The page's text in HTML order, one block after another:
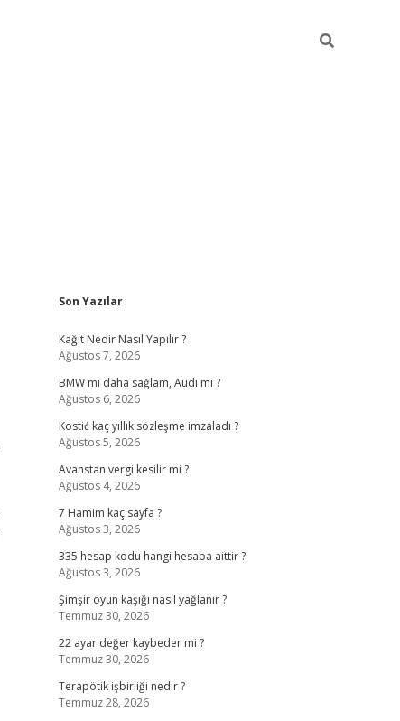
Sidebar
Son Yazılar
Kağıt Nedir Nasıl Yapılır ?
Ağustos 7, 2026
BMW mi daha sağlam, Audi mi ?
Ağustos 6, 2026
Kostić kaç yıllık sözleşme imzaladı ?
Ağustos 5, 2026
Avanstan vergi kesilir mi ?
Ağustos 4, 2026
7 Hamim kaç sayfa ?
Ağustos 3, 2026
335 hesap kodu hangi hesaba aittir ?
Ağustos 3, 2026
Şimşir oyun kaşığı nasıl yağlanır ?
Temmuz 30, 2026
22 ayar değer kaybeder mi ?
Temmuz 30, 2026
Terapötik işbirliği nedir ?
Temmuz 28, 2026